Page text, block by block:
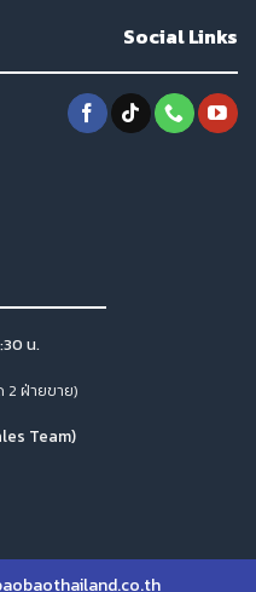
Social Links
น.
2 ฝ่ายขาย)
Team)